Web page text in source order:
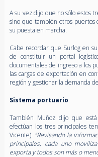
A su vez dijo que no sólo estos
sino que también otros puertos
su puesta en marcha.
Cabe recordar que Surlog en
de constituir un portal
documentales de ingreso a los
las cargas de exportación en
región y gestionar la demanda
Sistema portuario
También Muñoz dijo que
efectúan los tres principales
Vicente). “Revisando la
principales, cada uno
exporta y todos son más o